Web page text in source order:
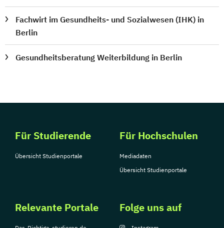
Fachwirt im Gesundheits- und Sozialwesen (IHK) in
Berlin
Gesundheitsberatung Weiterbildung in Berlin
Für Studierende
Übersicht Studienportale
Für Hochschulen
Mediadaten
Übersicht Studienportale
Relevante Portale Folge uns auf